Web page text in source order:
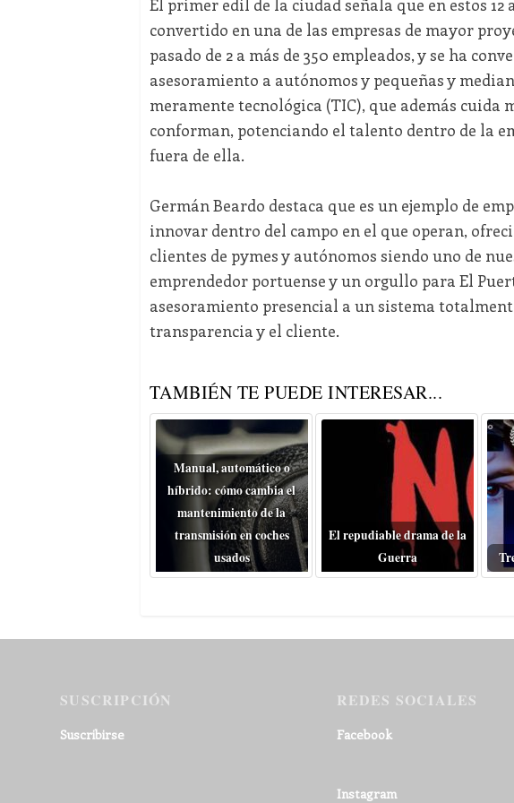
El primer edil de la ciudad señala que en estos
convertido en una de las empresas de mayor
pasado de 2 a más de 350 empleados, y se ha
asesoramiento a autónomos y pequeñas y
meramente tecnológica (TIC), que además cuida
conforman, potenciando el talento dentro de la
fuera de ella.
Germán Beardo destaca que es un ejemplo de
innovar dentro del campo en el que operan,
clientes de pymes y autónomos siendo uno de
emprendedor portuense y un orgullo para El
asesoramiento presencial a un sistema
transparencia y el cliente.
TAMBIÉN TE PUEDE INTERESAR...
Manual, automático o
híbrido: cómo cambia el
mantenimiento de la
transmisión en coches
usados
El repudiable drama de la
Guerra
SUSCRIPCIÓN
Suscribirse
REDES SOCIALES
Facebook
Instagram